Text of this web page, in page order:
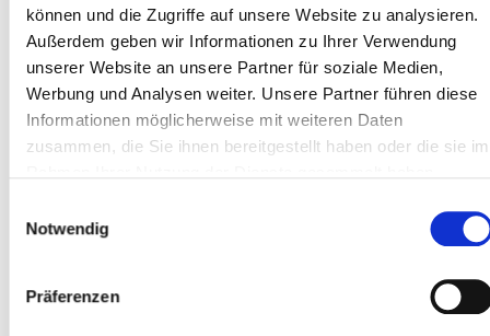
können und die Zugriffe auf unsere Website zu analysieren.
Außerdem geben wir Informationen zu Ihrer Verwendung
unserer Website an unsere Partner für soziale Medien,
Werbung und Analysen weiter. Unsere Partner führen diese
Informationen möglicherweise mit weiteren Daten
zusammen, die Sie ihnen bereitgestellt haben oder die sie im
Notwendig
Präferenzen
Zeugnisse
Sonstiges
Ja, ich habe die